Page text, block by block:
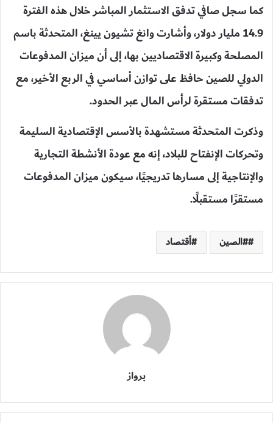
كما سجل صافي تدفق الاستثمار المباشر خلال هذه الفترة
14.9 مليار دولار، وأشارت وانغ تشيون يينغ، المتحدثة باسم
المصلحة وكبيرة الاقتصاديين بها، إلى أن ميزان المدفوعات
الدولي للصين حافظ على توازن أساسي في الربع الأخير، مع
تدفقات مستقرة لرأس المال عبر الحدود.
وذكرت المتحدثة مستشهدة بالأسس الإقتصادية السليمة
وتحركات الإنفتاح للبلاد، إنه مع عودة الأنشطة التجارية
والإنتاجية إلى مسارها تدريجيًا، سيكون ميزان المدفوعات
مستقرًا مستقبلًا.
#الصين أقتصاد
برواز